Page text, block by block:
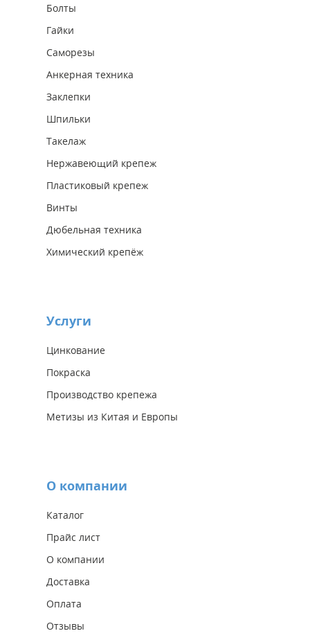
Болты
Гайки
Саморезы
Анкерная техника
Заклепки
Шпильки
Такелаж
Нержавеющий крепеж
Пластиковый крепеж
Винты
Дюбельная техника
Химический крепёж
Услуги
Цинкование
Покраска
Производство крепежа
Метизы из Китая и Европы
О компании
Каталог
Прайс лист
О компании
Доставка
Оплата
Отзывы